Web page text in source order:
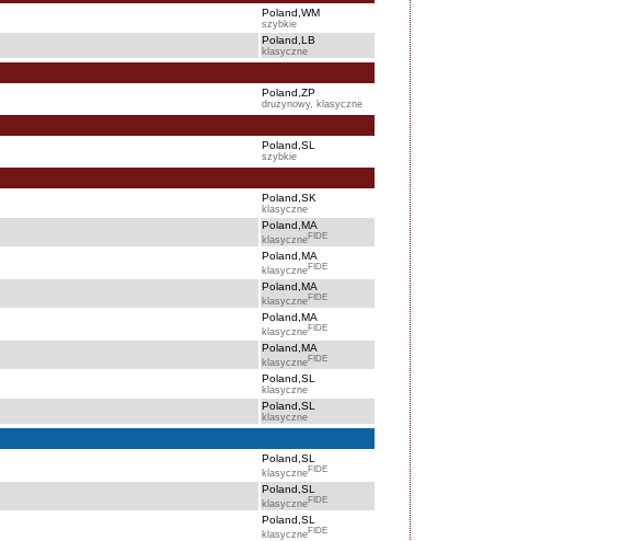
Poland,WM
szybkie
Poland,LB
klasyczne
Poland,ZP
drużynowy, klasyczne
Poland,SL
szybkie
Poland,SK
klasyczne
Poland,MA
klasyczneFIDE
Poland,MA
klasyczneFIDE
Poland,MA
klasyczneFIDE
Poland,MA
klasyczneFIDE
Poland,MA
klasyczneFIDE
Poland,SL
klasyczne
Poland,SL
klasyczne
Poland,SL
klasyczneFIDE
Poland,SL
klasyczneFIDE
Poland,SL
klasyczneFIDE